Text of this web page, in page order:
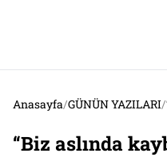
Anasayfa/GÜNÜN YAZILARI/
“Biz aslında